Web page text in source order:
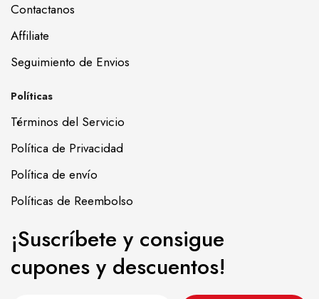
Contactanos
Affiliate
Seguimiento de Envios
Políticas
Términos del Servicio
Política de Privacidad
Política de envío
Políticas de Reembolso
¡Suscríbete y consigue
cupones y descuentos!